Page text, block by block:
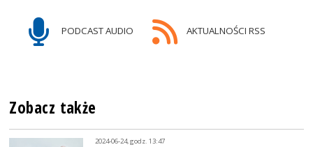
PODCAST AUDIO AKTUALNOŚCI RSS
Zobacz także
2024-06-24, godz. 13:47